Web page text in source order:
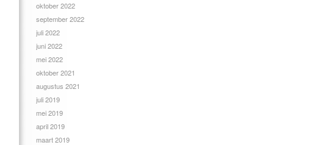
oktober 2022
september 2022
juli 2022
juni 2022
mei 2022
oktober 2021
augustus 2021
juli 2019
mei 2019
april 2019
maart 2019